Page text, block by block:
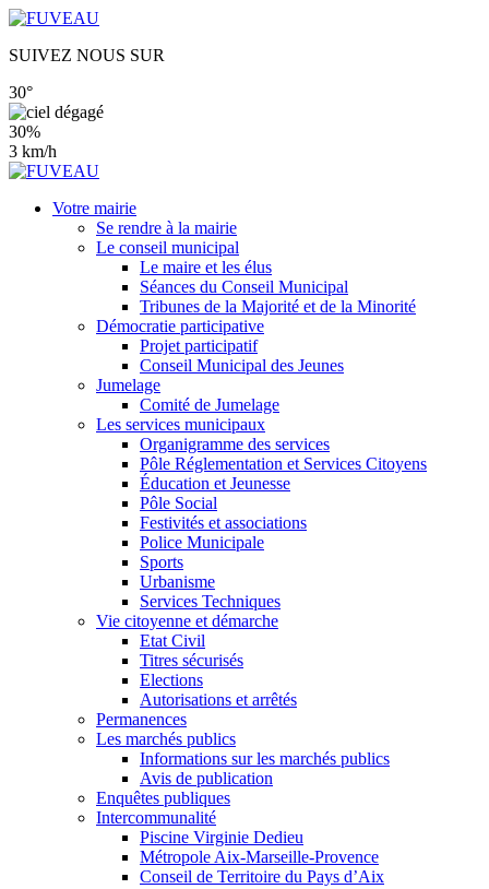
SUIVEZ NOUS SUR
30°
30%
3 km/h
Votre mairie
Se rendre à la mairie
Le conseil municipal
Le maire et les élus
Séances du Conseil Municipal
Tribunes de la Majorité et de la Minorité
Démocratie participative
Projet participatif
Conseil Municipal des Jeunes
Jumelage
Comité de Jumelage
Les services municipaux
Organigramme des services
Pôle Réglementation et Services Citoyens
Éducation et Jeunesse
Pôle Social
Festivités et associations
Police Municipale
Sports
Urbanisme
Services Techniques
Vie citoyenne et démarche
Etat Civil
Titres sécurisés
Elections
Autorisations et arrêtés
Permanences
Les marchés publics
Informations sur les marchés publics
Avis de publication
Enquêtes publiques
Intercommunalité
Piscine Virginie Dedieu
Métropole Aix-Marseille-Provence
Conseil de Territoire du Pays d’Aix